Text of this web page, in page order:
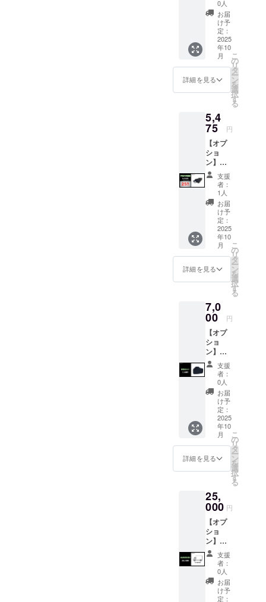
ご愛用いた
だいていま
す。そうし
た実体験に
裏付けられ
お客様の声
私たちは新
たな挑戦を
決意しまし
それが、ア
ウトドアギ
アブランド
「CAMPNIN
JA」の立ち
上げです。
【“静け
さ”と“機能
美”をテーマ
CAMPNINJA
は、「忍者
のように自
然に溶け込
み、静か
に、快適に
心を整える
時間をつく
る」ことを
テーマにし
たアウトド
アブランド
です。
培ってきた
電動モビリ
ティ開発の
技術力と、
数多くの
ユーザーと
の対話をも
とに、“移
動”だけでな
イズサ
ドル ブ
ラウン
●イープ
ラスミ
ライ
RHINO
B専用の
カスタ
マイズ
です。
※車体に
ついて
ある標
準装備
のサド
ルブ
ラック
カラー
との交
換にな
りま
す。 ※
オープ
ション
品は商
品本体
注意く
ださい
※電動バ
イク本
体のお
届け予
定日に
一緒に
配送予
定で
す。
0人
お届
け予
定：
2025
年10
月
詳細を見る
こ
の
リ
タ
ー
ン
を
選
択
す
る
5,4
75 円
【オプ
ショ
ン】
イープ
ラスミ
ライ電
動バイ
クBシ
リーズ
兼用の
予備用
急速充
電器 ●
一般販
売予定
価格：
の
25%OF
F イー
プラス
ミライ
電動バ
イクBシ
リーズ
兼用の
予備用
急速充
電器で
す。 ※
車体に
は標準
装備で
一個が
※電動バ
イク本
体のお
届け予
定日に
一緒に
配送予
定で
す。 ※
予備充
電器は
支援
者：
1人
お届
け予
定：
2025
年10
月
詳細を見る
こ
の
リ
タ
ー
ン
を
選
択
す
る
7,0
00 円
【オプ
ショ
ン】
RHINO
B 専用
防水カ
バー ※
全長
1,750m
m×全幅
600mm
×全高
1,130m
mほど
のバイ
ク・自
使用可
能で
す。 ※
電動バ
イク本
体のお
届け予
定日に
一緒に
配送予
定で
す。 ※
支援
者：
0人
お届
け予
定：
2025
年10
月
詳細を見る
こ
の
リ
タ
ー
ン
を
選
択
す
る
25,
000 円
【オプ
ショ
ン】組
立完成
車お届
年07月
末まで
にお届
支援
者：
0人
お届
け予
定：